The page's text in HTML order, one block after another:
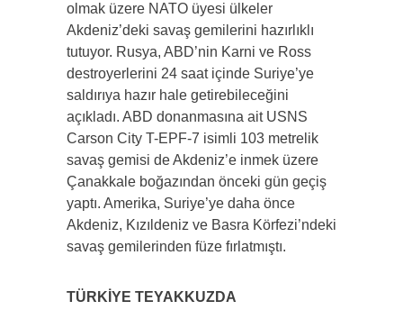
olmak üzere NATO üyesi ülkeler
Akdeniz’deki savaş gemilerini hazırlıklı
tutuyor. Rusya, ABD’nin Karni ve Ross
destroyerlerini 24 saat içinde Suriye’ye
saldırıya hazır hale getirebileceğini
açıkladı. ABD donanmasına ait USNS
Carson City T-EPF-7 isimli 103 metrelik
savaş gemisi de Akdeniz’e inmek üzere
Çanakkale boğazından önceki gün geçiş
yaptı. Amerika, Suriye’ye daha önce
Akdeniz, Kızıldeniz ve Basra Körfezi’ndeki
savaş gemilerinden füze fırlatmıştı.
TÜRKİYE TEYAKKUZDA